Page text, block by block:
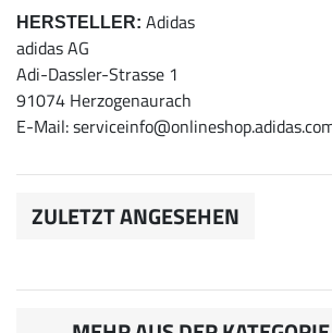
HERSTELLER: Adidas
adidas AG
Adi-Dassler-Strasse 1
91074 Herzogenaurach
E-Mail:
ZULETZT ANGESEHEN